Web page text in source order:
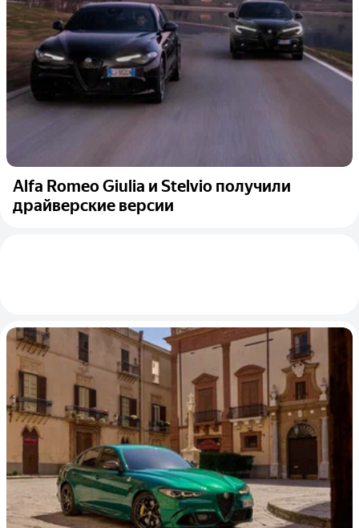
Alfa Romeo Giulia и Stelvio получили
драйверские версии